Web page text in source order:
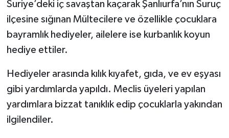
Suriye’deki iç savaştan kaçarak Şanlıurfa’nın Suruç
ilçesine sığınan Mültecilere ve özellikle çocuklara
bayramlık hediyeler, ailelere ise kurbanlık koyun
hediye ettiler.
Hediyeler arasında kılık kıyafet, gıda, ve ev eşyası
gibi yardımlarda yapıldı. Meclis üyeleri yapılan
yardımlara bizzat tanıklık edip çocuklarla yakından
ilgilendiler.